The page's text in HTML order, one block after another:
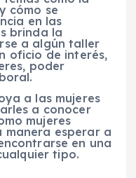
cómo se
en las
brinda la
a algún taller
oficio de interés,
poder
a las mujeres
a conocer
mujeres
manera esperar a
en una
tipo.